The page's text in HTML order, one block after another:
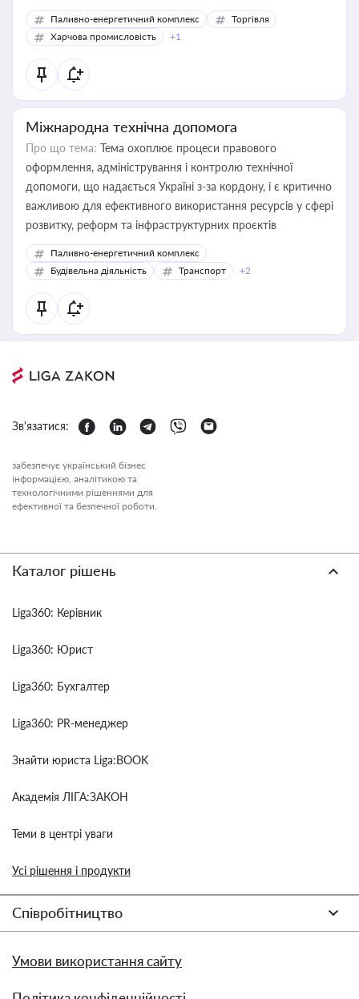
Паливно-енергетичний комплекс
Торгівля
Харчова промисловість
+1
Міжнародна технічна допомога
Про що тема: Тема охоплює процеси правового
оформлення, адміністрування і контролю технічної
допомоги, що надається Україні з-за кордону, і є критично
важливою для ефективного використання ресурсів у сфері
розвитку, реформ та інфраструктурних проєктів
Паливно-енергетичний комплекс
Будівельна діяльність
Транспорт +2
Зв'язатися:
забезпечує український бізнес
інформацією, аналітикою та
технологічними рішеннями для
ефективної та безпечної роботи.
Каталог рішень
Liga360: Керівник
Liga360: Юрист
Liga360: Бухгалтер
Liga360: PR-менеджер
Знайти юриста Liga:BOOK
Академія ЛІГА:ЗАКОН
Теми в центрі уваги
Усі рішення і продукти
Співробітництво
Умови використання сайту